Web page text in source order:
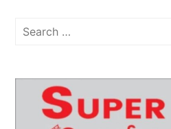
Search